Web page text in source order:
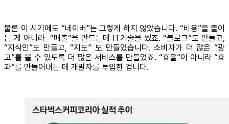
물론 이 시기에도 “네이버”는 그렇게 하지 않았습니다. “비용”을 줄이
는 게 아니라 “매출”을 만드는데 IT기술을 썼죠. “블로그”도 만들고,
“지식인”도 만들고, “지도” 도 만들었습니다. 소비자가 더 많은 “광
고”를 볼 수 있도록 더 많은 서비스를 만들었죠. “효율”이 아니라 “효
과”를 만들어내는 데 개발자를 투입한 겁니다.